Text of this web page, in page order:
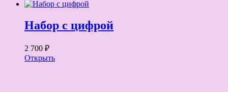
Набор с цифрой
2 700 ₽
Открыть